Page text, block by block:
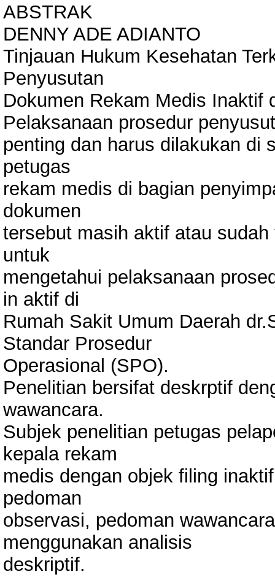
ABSTRAK
DENNY ADE ADIANTO
Tinjauan Hukum Kesehatan
Penyusutan
Dokumen Rekam Medis Inaktif
Pelaksanaan prosedur
penting dan harus dilakukan di
petugas
rekam medis di bagian
dokumen
tersebut masih aktif atau
untuk
mengetahui pelaksanaan
in aktif di
Rumah Sakit Umum Daerah
Standar Prosedur
Operasional (SPO).
Penelitian bersifat deskrptif
wawancara.
Subjek penelitian petugas
kepala rekam
medis dengan objek filing
pedoman
observasi, pedoman
menggunakan analisis
deskriptif.